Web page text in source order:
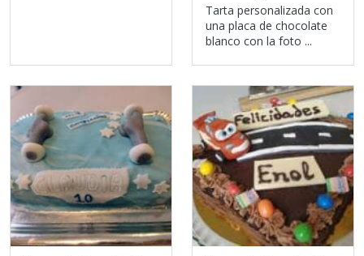
Tarta personalizada con
una placa de chocolate
blanco con la foto ...